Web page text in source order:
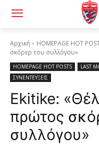
Αρχική HOMEPAGE HOT
σκόρερ του συλλόγου»
HOMEPAGE HOT POSTS LAST
ΣΥΝΕΝΤΕΥΞΕΙΣ
Ekitike:
πρώτος
συλλόγου»